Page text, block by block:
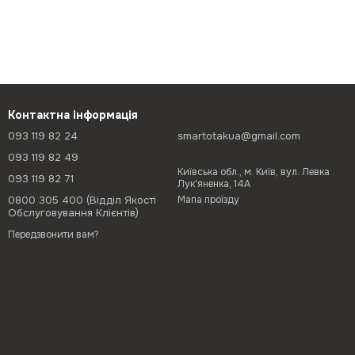
Контактна інформація
093 119 82 24
093 119 82 49
093 119 82 71
0800 305 400 (Відділ Якості
Обслуговування Клієнтів)
Передзвонити вам?
smartotakua@gmail.com
Київська обл., м. Київ, вул. Левка
Лук'яненка, 14А
Мапа проїзду